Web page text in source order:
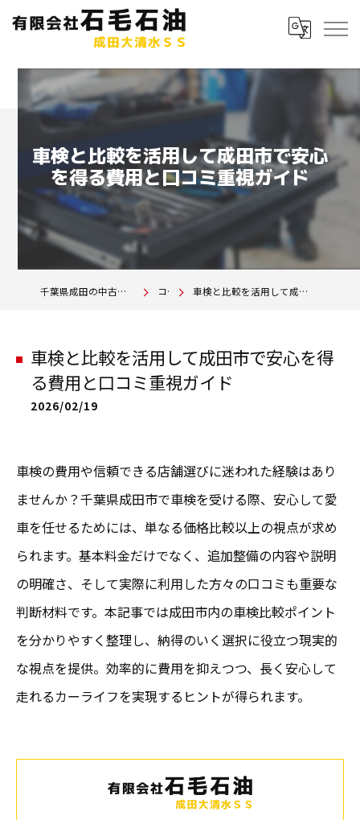
車検と比較を活用して成田市で安心
を得る費用と口コミ重視ガイド
千葉県成田の中古車は有限会社石毛石油 成田大清水SS コラム 車検と比較を活用して成田市で安心を得る費用と口コミ重視ガイド
車検と比較を活用して成田市で安心を得
る費用と口コミ重視ガイド
2026/02/19
車検の費用や信頼できる店舗選びに迷われた経験はあり
ませんか？千葉県成田市で車検を受ける際、安心して愛
車を任せるためには、単なる価格比較以上の視点が求め
られます。基本料金だけでなく、追加整備の内容や説明
の明確さ、そして実際に利用した方々の口コミも重要な
判断材料です。本記事では成田市内の車検比較ポイント
を分かりやすく整理し、納得のいく選択に役立つ現実的
な視点を提供。効率的に費用を抑えつつ、長く安心して
走れるカーライフを実現するヒントが得られます。